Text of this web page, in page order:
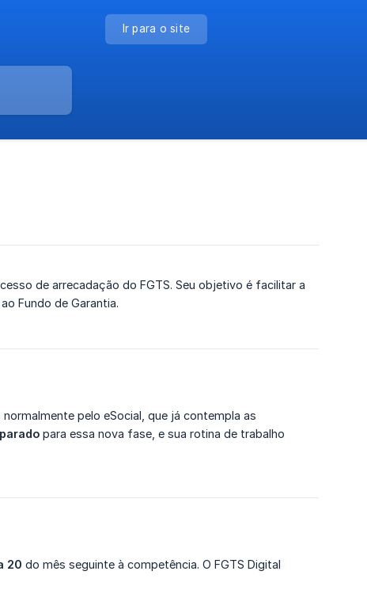
Ir para o site
de arrecadação do FGTS. Seu objetivo é facilitar a
Fundo de Garantia.
pelo eSocial, que já contempla as
para essa nova fase, e sua rotina de trabalho
20 do mês seguinte à competência. O FGTS Digital